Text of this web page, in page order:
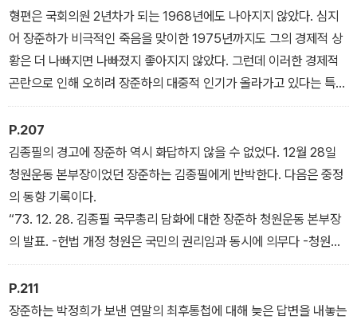
형편은 국회의원 2년차가 되는 1968년에도 나아지지 않았다. 심지
어 장준하가 비극적인 죽음을 맞이한 1975년까지도 그의 경제적 상
황은 더 나빠지면 나빠졌지 좋아지지 않았다. 그런데 이러한 경제적
곤란으로 인해 오히려 장준하의 대중적 인기가 올라가고 있다는 특이
한 중정 동향 보고가 눈에 띈다. 장준하가 국회의원을 2년째 하고 있
던 1968년 6월 22일 중정의 동향 보고이다.
- 2장 중앙정보부, 장준하를 기록하다
P.207
김종필의 경고에 장준하 역시 화답하지 않을 수 없었다. 12월 28일
청원운동 본부장이었던 장준하는 김종필에게 반박한다. 다음은 중정
의 동향 기록이다.
“73. 12. 28. 김종필 국무총리 담화에 대한 장준하 청원운동 본부장
의 발표. -헌법 개정 청원은 국민의 권리임과 동시에 의무다 -청원운
동을 혼란, 또는 선동으로 적대시하는 것은 민의의 소재를 알아보지
않겠다는 의도다 -대통령에 대한 청원운동은 계속할 것이다.”
- 2장 중앙정보부, 장준하를 기록하다
P.211
장준하는 박정희가 보낸 연말의 최후통첩에 대해 늦은 답변을 내놓는